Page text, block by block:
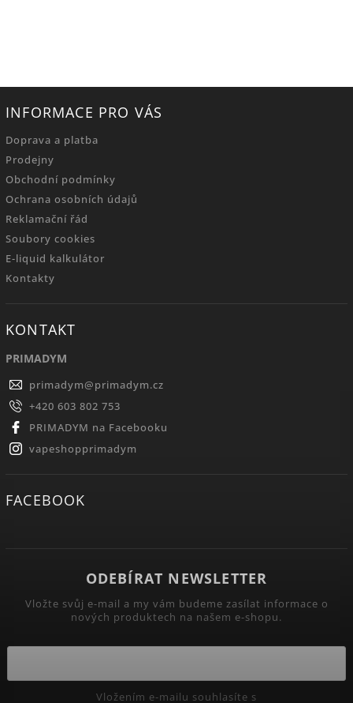
INFORMACE PRO VÁS
Doprava a platba
Prodejny
Obchodní podmínky
Ochrana osobních údajů
Reklamační řád
Soubory cookies
E-liquid kalkulátor
Kontakty
KONTAKT
PRIMADYM
primadym@primadym.cz
+420 603 802 753
PRIMADYM na Facebooku
vapeshopprimadym
FACEBOOK
ODEBÍRAT NEWSLETTER
Vložte svůj e-mail a my vám budeme zasílat informace o
nových produktech na našem e-shopu.